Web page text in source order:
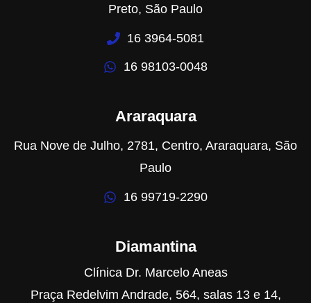
Preto, São Paulo
16 3964-5081
16 98103-0048
Araraquara
Rua Nove de Julho, 2781, Centro, Araraquara, São
Paulo
16 99719-2290
Diamantina
Clínica Dr. Marcelo Aneas
Praça Redelvim Andrade, 564, salas 13 e 14,